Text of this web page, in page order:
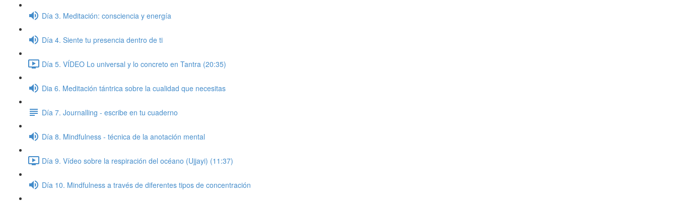
Día 3. Meditación: consciencia y energía
Día 4. Siente tu presencia dentro de ti
Día 5. VÍDEO Lo universal y lo concreto en Tantra (20:35)
Dia 6. Meditación tántrica sobre la cualidad que necesitas
Día 7. Journalling - escribe en tu cuaderno
Día 8. Mindfulness - técnica de la anotación mental
Día 9. Vídeo sobre la respiración del océano (Ujjayi) (11:37)
Día 10. Mindfulness a través de diferentes tipos de concentración